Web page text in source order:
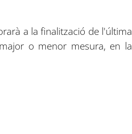
a la finalització de l'última
o menor mesura, en la